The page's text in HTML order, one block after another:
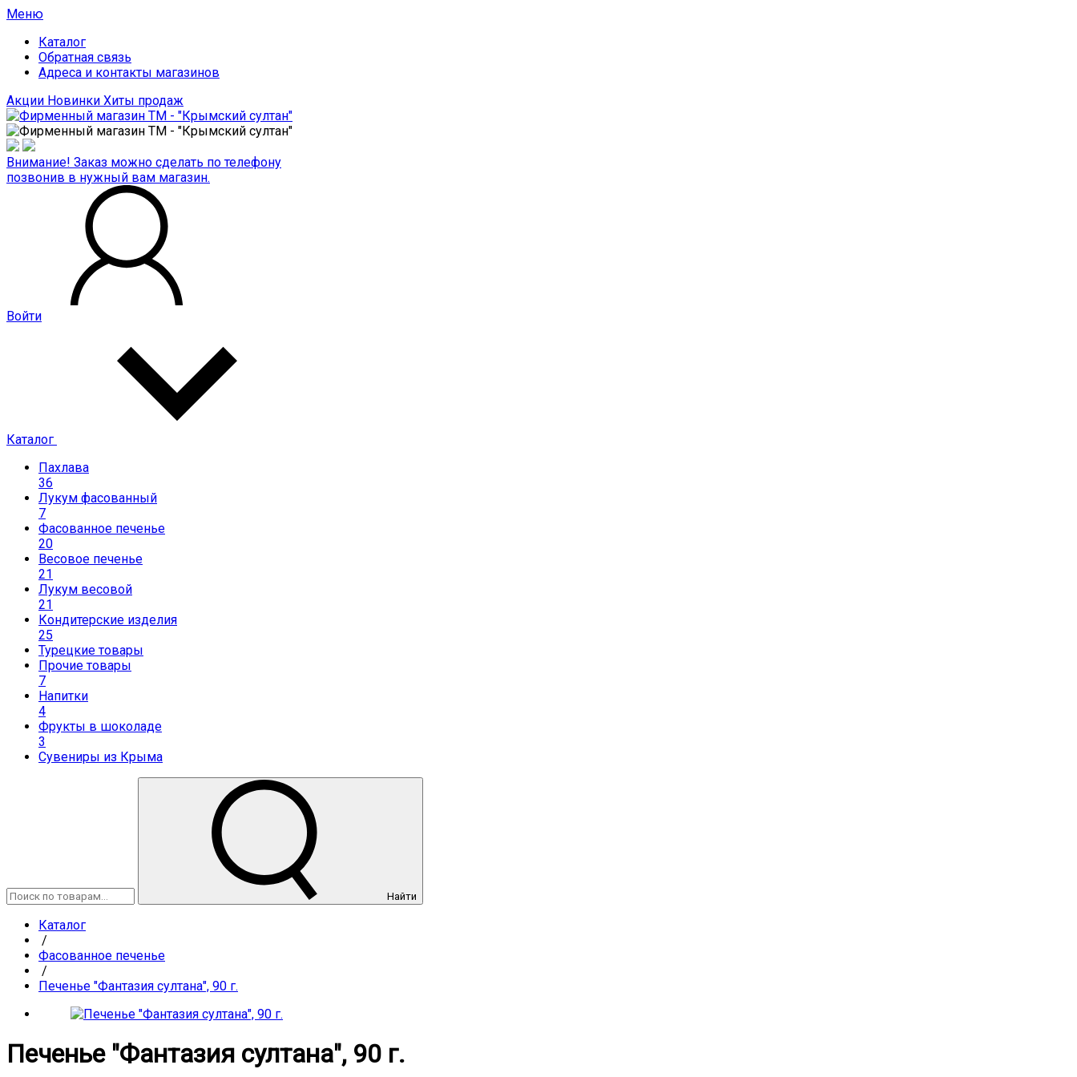
Меню
Каталог
Обратная связь
Адреса и контакты магазинов
Акции Новинки Хиты продаж
Внимание! Заказ можно сделать по телефону
позвонив в нужный вам магазин.
Войти
Каталог
Пахлава
36
Лукум фасованный
7
Фасованное печенье
20
Весовое печенье
21
Лукум весовой
21
Кондитерские изделия
25
Турецкие товары
Прочие товары
7
Напитки
4
Фрукты в шоколаде
3
Сувениры из Крыма
Найти
Каталог
/
Фасованное печенье
/
Печенье "Фантазия султана", 90 г.
Печенье "Фантазия султана", 90 г.